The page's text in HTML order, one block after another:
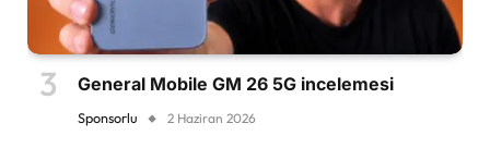
General Mobile GM 26 5G incelemesi
Sponsorlu 2 Haziran 2026